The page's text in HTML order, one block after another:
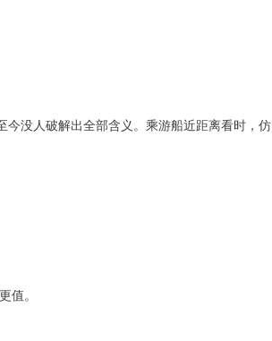
没人破解出全部含义。乘游船近距离看时，仿
值。​